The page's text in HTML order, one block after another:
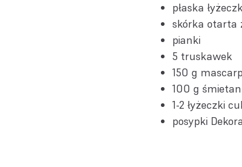
płaska
skórka otarta
pianki
5 truskawek
150 g
100 g
1-2 łyżeczki
posypki